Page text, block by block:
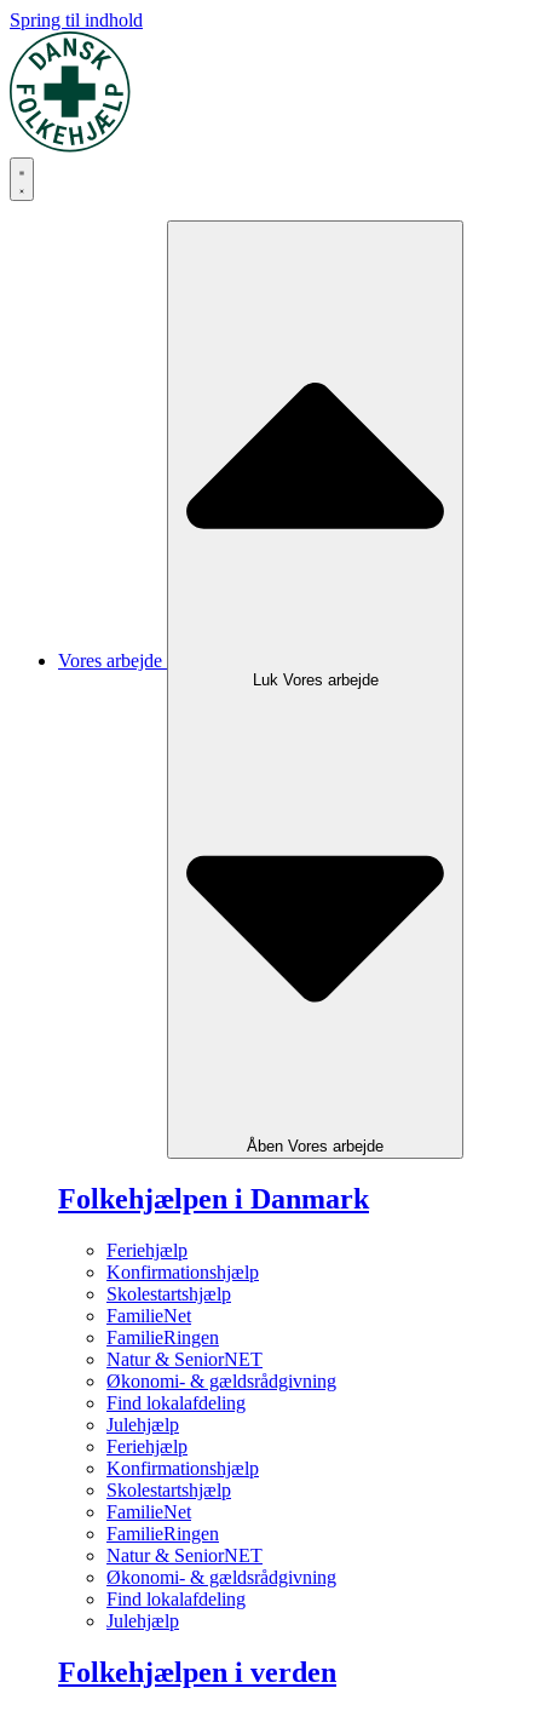
Spring til indhold
Vores arbejde
Luk Vores arbejde
Åben Vores arbejde
Folkehjælpen i Danmark
Feriehjælp
Konfirmationshjælp
Skolestartshjælp
FamilieNet
FamilieRingen
Natur & SeniorNET
Økonomi- & gældsrådgivning
Find lokalafdeling
Julehjælp
Feriehjælp
Konfirmationshjælp
Skolestartshjælp
FamilieNet
FamilieRingen
Natur & SeniorNET
Økonomi- & gældsrådgivning
Find lokalafdeling
Julehjælp
Folkehjælpen i verden